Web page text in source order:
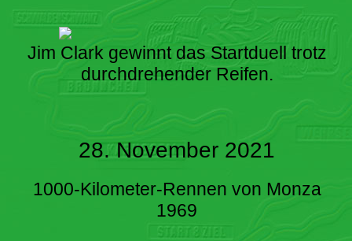
Jim Clark gewinnt das Startduell trotz
durchdrehender Reifen.
28. November 2021
1000-Kilometer-Rennen von Monza
1969